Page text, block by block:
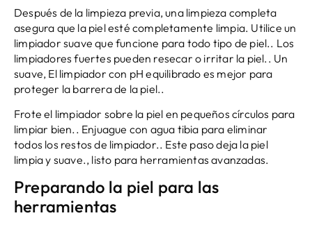
Después de la limpieza previa, una limpieza completa
asegura que la piel esté completamente limpia. Utilice un
limpiador suave que funcione para todo tipo de piel.. Los
limpiadores fuertes pueden resecar o irritar la piel.. Un
suave, El limpiador con pH equilibrado es mejor para
proteger la barrera de la piel..
Frote el limpiador sobre la piel en pequeños círculos para
limpiar bien.. Enjuague con agua tibia para eliminar
todos los restos de limpiador.. Este paso deja la piel
limpia y suave., listo para herramientas avanzadas.
Preparando la piel para las
herramientas